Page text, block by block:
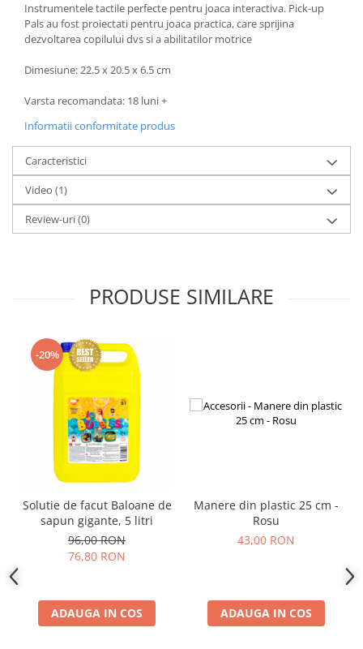
Instrumentele tactile perfecte pentru joaca interactiva. Pick-up
Pals au fost proiectati pentru joaca practica, care sprijina
dezvoltarea copilului dvs si a abilitatilor motrice
Dimesiune: 22.5 x 20.5 x 6.5 cm
Varsta recomandata: 18 luni +
Informatii conformitate produs
Caracteristici
Video (1)
Review-uri(0)
PRODUSE SIMILARE
-20%
Solutie de facut Baloane de
sapun gigante, 5 litri
96,00 RON
76,80 RON
ADAUGA IN COS
Manere din plastic 25 cm -
Rosu
43,00 RON
ADAUGA IN COS